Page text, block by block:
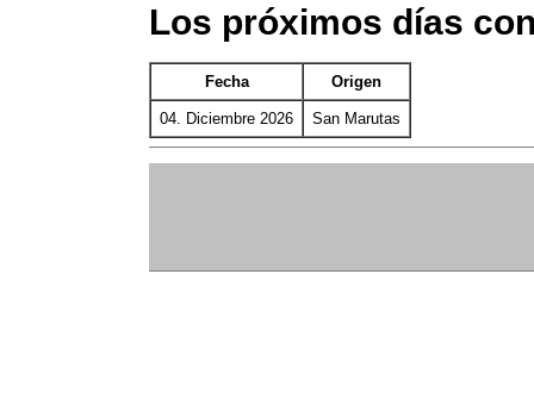
Los próximos días
Fecha Origen
04. Diciembre 2026 San Marutas